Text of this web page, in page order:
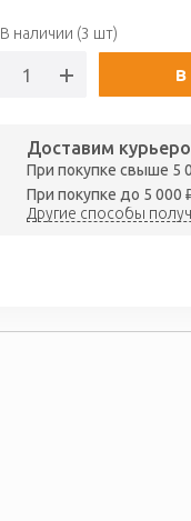
В наличии (3 шт)
В
Доставим
При покупке свыше 5
При покупке до 5 000
Другие способы